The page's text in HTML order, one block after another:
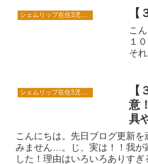
【
こ
１
そ
で
て
【
意
具
こんにちは。先日ブログ更新
みません…。じ、実は！！我が
した！理由はいろいろありす